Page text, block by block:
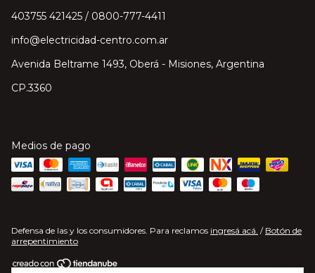
403755 421425 / 0800-777-4411
info@electricidad-centro.com.ar
Avenida Beltrame 1493, Oberá - Misiones, Argentina
CP.3360
Medios de pago
Defensa de las y los consumidores. Para reclamos ingresá acá. / Botón de
arrepentimiento